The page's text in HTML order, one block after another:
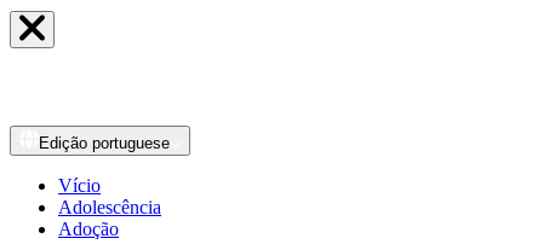
Edição portuguese
Vício
Adolescência
Adoção